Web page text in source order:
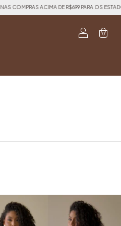
DE R$699 PARA OS ESTADOS DE PR, SC, SP,
0